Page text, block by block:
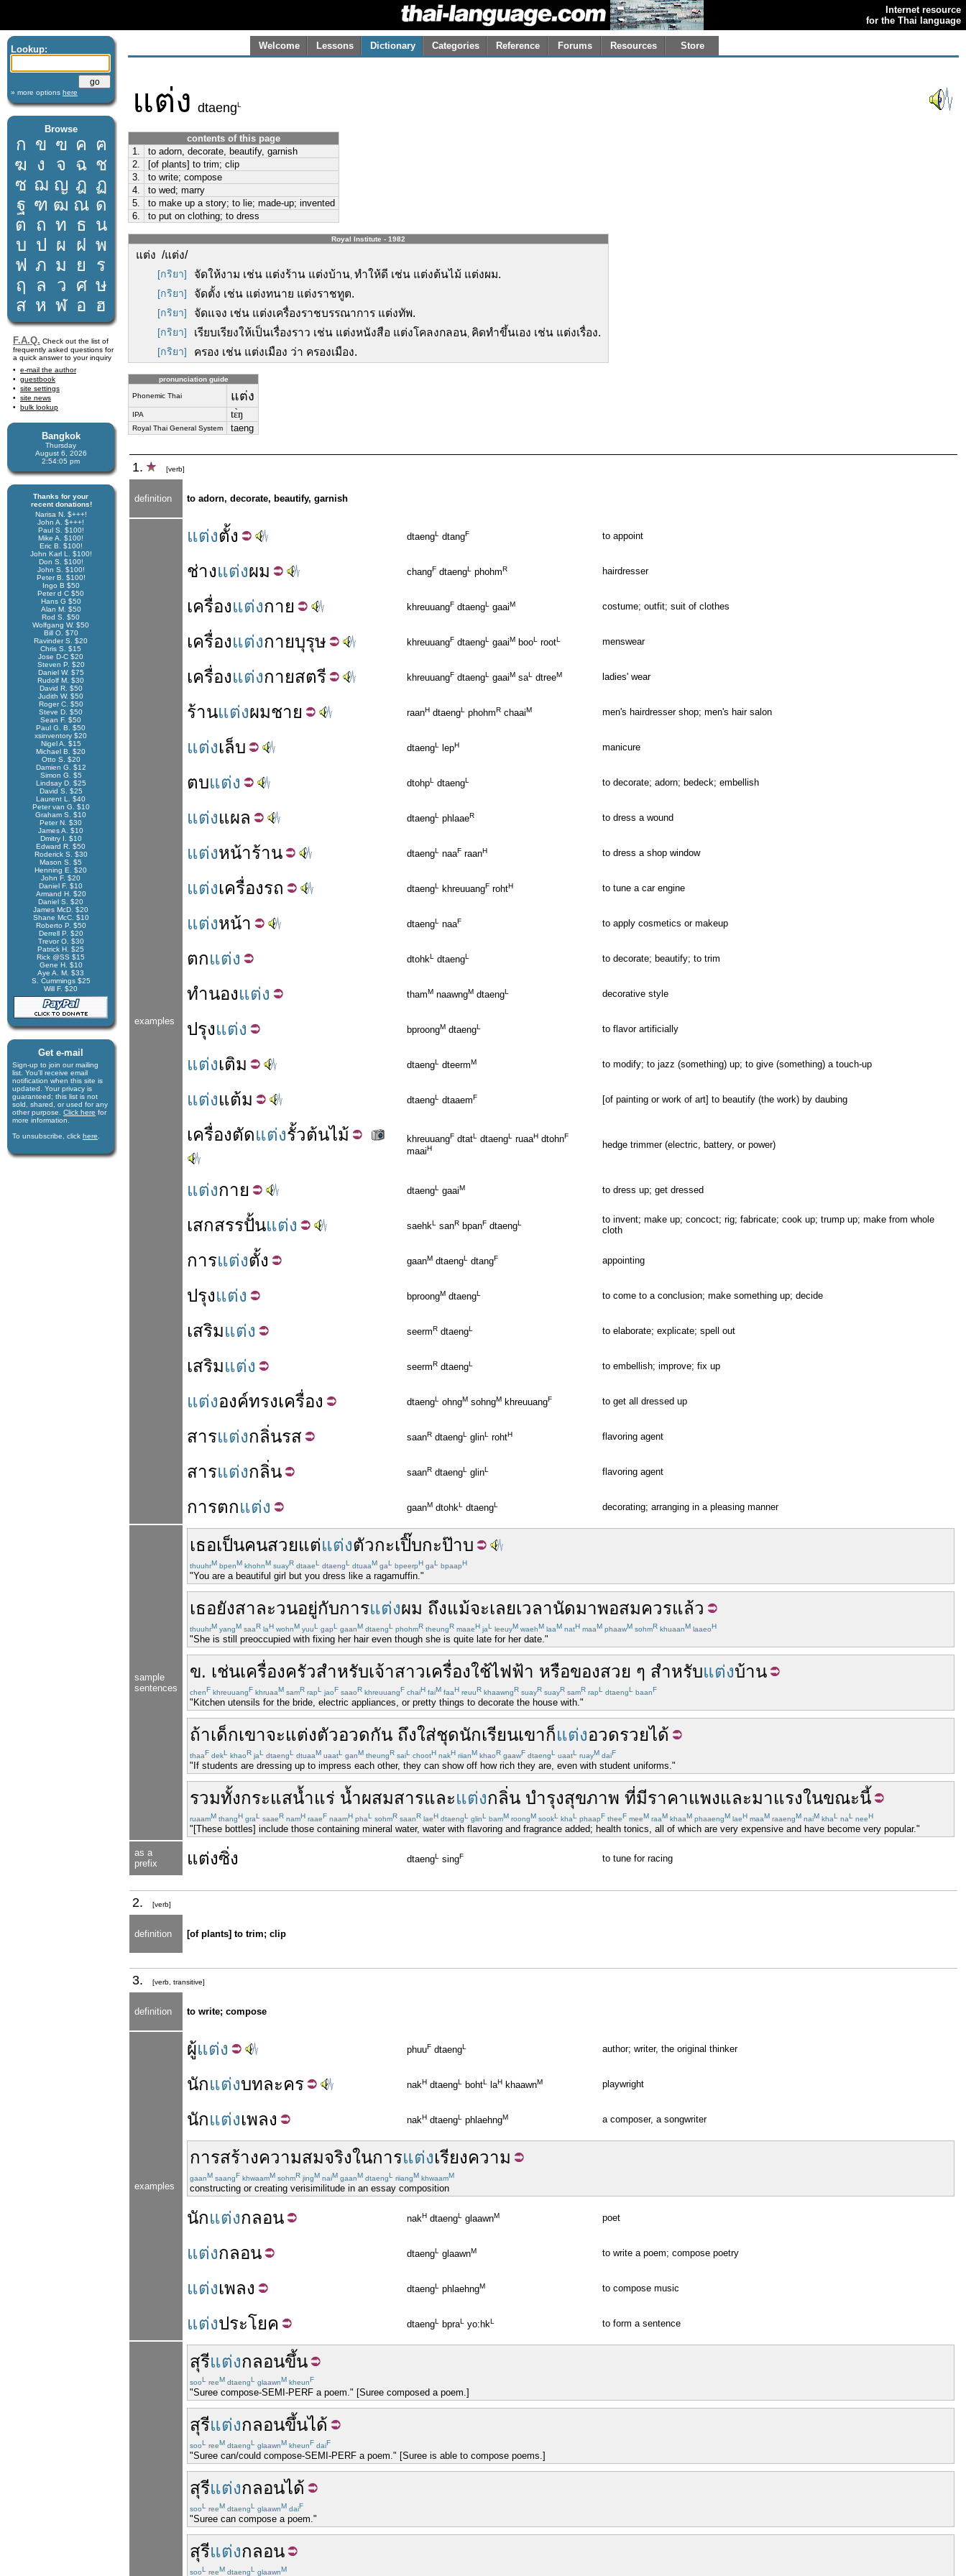
Internet resource
for the Thai language
Lookup:
» more options here
Browse
ก ข ฃ ค ฅ
ฆ ง จ ฉ ช
ซ ฌ ญ ฎ ฏ
ฐ ฑ ฒ ณ ด
ต ถ ท ธ น
บ ป ผ ฝ พ
ฟ ภ ม ย
ร
ฤ
ล ว ศ ษ
ส ห ฬ อ ฮ
F.A.Q. Check out the list of
frequently asked questions for
a quick answer to your inquiry
e-mail the author
guestbook
site settings
site news
bulk lookup
Bangkok
Thursday
August 6, 2026
2:54:06 pm
Thanks for your
recent donations!
Narisa N. $+++!
John A. $+++!
Paul S. $100!
Mike A. $100!
Eric B. $100!
John Karl L. $100!
Don S. $100!
John S. $100!
Peter B. $100!
Ingo B $50
Peter d C $50
Hans G $50
Alan M. $50
Rod S. $50
Wolfgang W. $50
Bill O. $70
Ravinder S. $20
Chris S. $15
Jose D-C $20
Steven P. $20
Daniel W. $75
Rudolf M. $30
David R. $50
Judith W. $50
Roger C. $50
Steve D. $50
Sean F. $50
Paul G. B. $50
xsinventory $20
Nigel A. $15
Michael B. $20
Otto S. $20
Damien G. $12
Simon G. $5
Lindsay D. $25
David S. $25
Laurent L. $40
Peter van G. $10
Graham S. $10
Peter N. $30
James A. $10
Dmitry I. $10
Edward R. $50
Roderick S. $30
Mason S. $5
Henning E. $20
John F. $20
Daniel F. $10
Armand H. $20
Daniel S. $20
James McD. $20
Shane McC. $10
Roberto P. $50
Derrell P. $20
Trevor O. $30
Patrick H. $25
Rick @SS $15
Gene H. $10
Aye A. M. $33
S. Cummings $25
Will F. $20
Get e-mail
Sign-up to join our mail­ing
list. You'll receive e­mail
notification when this site is
updated. Your privacy is
guaran­teed; this list is not
sold, shared, or used for any
other purpose. Click here for
more infor­mation.
To unsubscribe, click here
Welcome Lessons Dictionary Categories Reference Forums Resources Store
แต่ง dtaengL
contents of this page
1.
to adorn, decorate, beautify, garnish
2.
[of plants] to trim; clip
3.
to write; compose
4.
to wed; marry
5.
to make up a story; to lie; made-up; invented
6.
to put on clothing; to dress
Royal Institute - 1982
แต่ง /แต่ง/
[กริยา] จัดให้งาม เช่น แต่งร้าน แต่งบ้าน, ทำให้ดี เช่น แต่งต้นไม้ แต่งผม.
[กริยา] จัดตั้ง เช่น แต่งทนาย แต่งราชทูต.
[กริยา] จัดแจง เช่น แต่งเครื่องราชบรรณาการ แต่งทัพ.
[กริยา] เรียบเรียงให้เป็นเรื่องราว เช่น แต่งหนังสือ แต่งโคลงกลอน, คิดทำขึ้นเอง เช่น แต่งเรื่อง.
[กริยา] ครอง เช่น แต่งเมือง ว่า ครองเมือง.
pronunciation guide
Phonemic Thai แต่ง
IPA tɛ̀ŋ
Royal Thai General System taeng
1. [verb]
definition to adorn, decorate, beautify, garnish
examples
แต่งตั้ง dtaengL dtangF to appoint
ช่างแต่งผม changF dtaengL phohmR hairdresser
เครื่องแต่งกาย khreuuangF dtaengL gaaiM costume; outfit; suit of clothes
เครื่องแต่งกายบุรุษ khreuuangF dtaengL gaaiM booL rootL menswear
เครื่องแต่งกายสตรี khreuuangF dtaengL gaaiM saL dtreeM ladies' wear
ร้านแต่งผมชาย raanH dtaengL phohmR chaaiM men's hairdresser shop; men's hair salon
แต่งเล็บ dtaengL lepH manicure
ตบแต่ง dtohpL dtaengL to decorate; adorn; bedeck; embellish
แต่งแผล dtaengL phlaaeR to dress a wound
แต่งหน้าร้าน dtaengL naaF raanH to dress a shop window
แต่งเครื่องรถ dtaengL khreuuangF rohtH to tune a car engine
แต่งหน้า dtaengL naaF to apply cosmetics or makeup
ตกแต่ง dtohkL dtaengL to decorate; beautify; to trim
ทำนองแต่ง thamM naawngM dtaengL decorative style
ปรุงแต่ง bproongM dtaengL to flavor artificially
แต่งเติม dtaengL dteermM to modify; to jazz (something) up; to give (something) a touch-up
แต่งแต้ม dtaengL dtaaemF [of painting or work of art] to beautify (the work) by daubing
เครื่องตัดแต่งรั้วต้นไม้ khreuuangF dtatL dtaengL ruaaH dtohnF
maaiH hedge trimmer (electric, battery, or power)
แต่งกาย dtaengL gaaiM to dress up; get dressed
เสกสรรปั้นแต่ง saehkL sanR bpanF dtaengL
to invent; make up; concoct; rig; fabricate; cook up; trump up; make from whole
cloth
การแต่งตั้ง gaanM dtaengL dtangF appointing
ปรุงแต่ง bproongM dtaengL to come to a conclusion; make something up; decide
เสริมแต่ง seermR dtaengL to elaborate; explicate; spell out
เสริมแต่ง seermR dtaengL to embellish; improve; fix up
แต่งองค์ทรงเครื่อง dtaengL ohngM sohngM khreuuangF to get all dressed up
สารแต่งกลิ่นรส saanR dtaengL glinL rohtH flavoring agent
สารแต่งกลิ่น saanR dtaengL glinL flavoring agent
การตกแต่ง gaanM dtohkL dtaengL decorating; arranging in a pleasing manner
sample
sentences
เธอเป็นคนสวยแต่แต่งตัวกะเปิ๊บกะป๊าบ
thuuhrM bpenM khohnM suayR dtaaeL dtaengL dtuaaM gaL bpeerpH gaL bpaapH
"You are a beautiful girl but you dress like a ragamuffin."
เธอยังสาละวนอยู่กับการแต่งผม ถึงแม้จะเลยเวลานัดมาพอสมควรแล้ว
thuuhrM yangM saaR laH wohnM yuuL gapL gaanM dtaengL phohmR theungR maaeH jaL leeuyM waehM laaM natH maaM phaawM sohmR khuaanM laaeoH
"She is still preoccupied with fixing her hair even though she is quite late for her date."
ข. เช่นเครื่องครัวสำหรับเจ้าสาวเครื่องใช้ไฟฟ้า หรือของสวย ๆ สำหรับแต่งบ้าน
chenF khreuuangF khruaaM samR rapL jaoF saaoR khreuuangF chaiH faiM faaH reuuR khaawngR suayR suayR samR rapL dtaengL baanF
"Kitchen utensils for the bride, electric appliances, or pretty things to decorate the house with."
ถ้าเด็กเขาจะแต่งตัวอวดกัน ถึงใส่ชุดนักเรียนเขาก็แต่งอวดรวยได้
thaaF dekL khaoR jaL dtaengL dtuaaM uaatL ganM theungR saiL chootH nakH riianM khaoR gaawF dtaengL uaatL ruayM daiF
"If students are dressing up to impress each other, they can show off how rich they are, even with student uniforms."
รวมทั้งกระแสน้ำแร่ น้ำผสมสารและแต่งกลิ่น บำรุงสุขภาพ ที่มีราคาแพงและมาแรงในขณะนี้
ruaamM thangH graL saaeR namH raaeF naamH phaL sohmR saanR laeH dtaengL glinL bamM roongM sookL khaL phaapF theeF meeM raaM khaaM phaaengM laeH maaM raaengM naiM khaL naL neeH
"[These bottles] include those containing mineral water, water with flavoring and fragrance added; health tonics, all of which are very expensive and have become very popular."
as a
prefix
แต่งซิ่ง dtaengL singF to tune for racing
2. [verb]
definition [of plants] to trim; clip
3. [verb, transitive]
definition to write; compose
examples
ผู้แต่ง phuuF dtaengL author; writer, the original thinker
นักแต่งบทละคร nakH dtaengL bohtL laH khaawnM playwright
นักแต่งเพลง nakH dtaengL phlaehngM a composer, a songwriter
การสร้างความสมจริงในการแต่งเรียงความ
gaanM saangF khwaamM sohmR jingM naiM gaanM dtaengL riiangM khwaamM
constructing or creating verisimilitude in an essay composition
นักแต่งกลอน nakH dtaengL glaawnM poet
แต่งกลอน dtaengL glaawnM to write a poem; compose poetry
แต่งเพลง dtaengL phlaehngM to compose music
แต่งประโยค dtaengL bpraL yo:hkL to form a sentence
สุรีแต่งกลอนขึ้น
sooL reeM dtaengL glaawnM kheunF
"Suree compose-SEMI-PERF a poem." [Suree composed a poem.]
สุรีแต่งกลอนขึ้นได้
sooL reeM dtaengL glaawnM kheunF daiF
"Suree can/could compose-SEMI-PERF a poem." [Suree is able to compose poems.]
สุรีแต่งกลอนได้
sooL reeM dtaengL glaawnM daiF
"Suree can compose a poem."
สุรีแต่งกลอน
sooL reeM dtaengL glaawnM